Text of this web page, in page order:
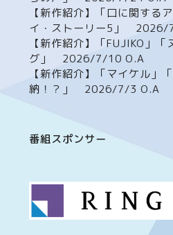
【新作紹介】「口に関する
イ・ストーリー5」 2026/
【新作紹介】「FUJIKO」
グ」 2026/7/10 O.A
【新作紹介】「マイケル」
納！？」 2026/7/3 O.A
番組スポンサー